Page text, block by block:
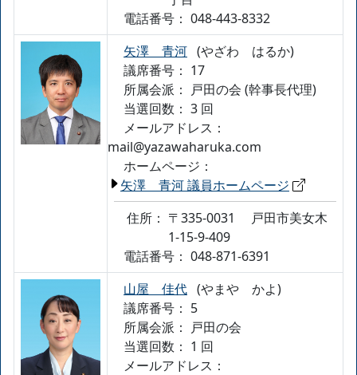
電話番号： 048-443-8332
矢澤 青河 (やざわ はるか)
議席番号： 17
所属会派：
戸田の会 (幹事長代理)
当選回数： 3 回
メールアドレス：
mail@yazawaharuka.com
ホームページ：
矢澤 青河 議員ホームページ
住所： 〒335-0031
戸田市美女木
1-15-9-409
電話番号： 048-871-6391
山屋 佳代 (やまや かよ)
議席番号： 5
所属会派：
戸田の会
当選回数： 1 回
メールアドレス：